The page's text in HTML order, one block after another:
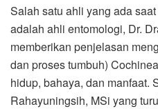
Salah satu ahli yang ada
adalah ahli entomologi, Dr.
memberikan penjelasan
dan proses tumbuh)
hidup, bahaya, dan manfaat.
Rahayuningsih, MSi yang